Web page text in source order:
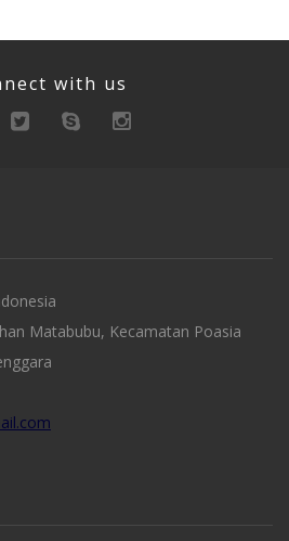
with us
Matabubu, Kecamatan Poasia